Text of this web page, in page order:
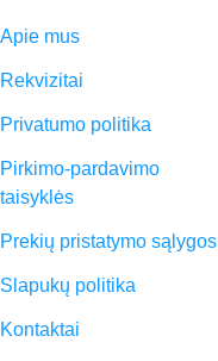
Apie mus
Rekvizitai
Privatumo politika
Pirkimo-pardavimo
taisyklės
Prekių pristatymo sąlygos
Slapukų politika
Kontaktai